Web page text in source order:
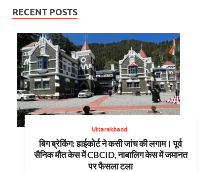
RECENT POSTS
Uttarakhand
बिग ब्रेकिंग: हाईकोर्ट ने कसी जांच की लगाम। पूर्व
सैनिक मौत केस में CBCID, नाबालिग केस में जमानत
पर फैसला टला